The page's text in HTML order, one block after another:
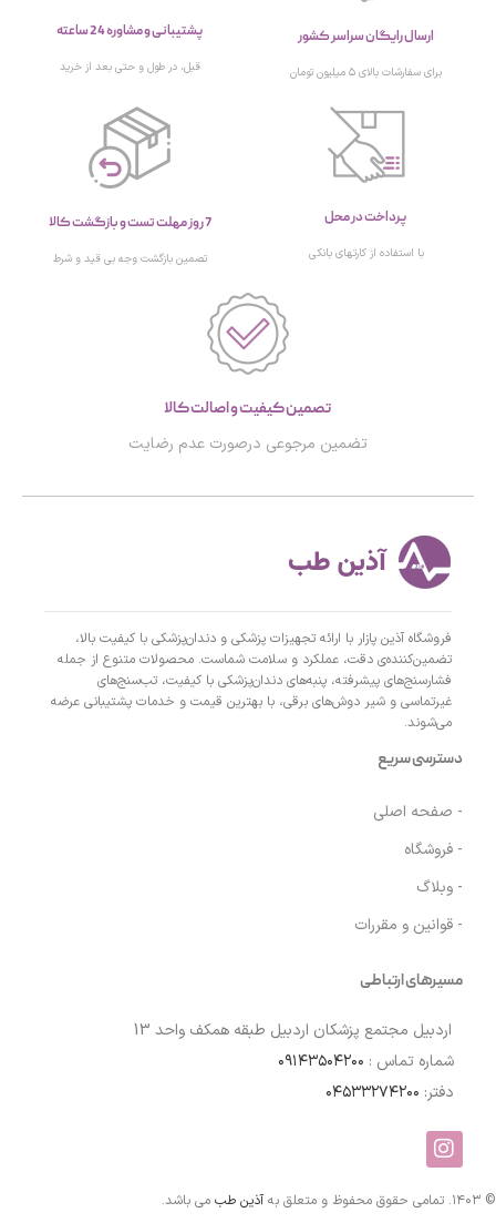
ارسال رایگان سراسر کشور
برای سفارشات بالای ۵ میلیون تومان
پشتیبانی و مشاوره 24 ساعته
قبل، در طول و حتی بعد از خرید
پرداخت در محل
با استفاده از کارتهای بانکی
7 روز مهلت تست و بازگشت کالا
تصمین بازگشت وجه بی قید و شرط
تصمین کیفیت و اصالت کالا
تضمین مرجوعی درصورت عدم رضایت
فروشگاه آذین پازار با ارائه تجهیزات پزشکی و دندان‌پزشکی با کیفیت بالا،
تضمین‌کننده‌ی دقت، عملکرد و سلامت شماست. محصولات متنوع از جمله
فشارسنج‌های پیشرفته، پنبه‌های دندان‌پزشکی با کیفیت، تب‌سنج‌های
غیرتماسی و شیر دوش‌های برقی، با بهترین قیمت و خدمات پشتیبانی عرضه
می‌شوند.
دسترسی سریع
- صفحه اصلی
- فروشگاه
- وبلاگ
- قوانین و مقررات
مسیرهای ارتباطی
اردبیل مجتمع پزشکان اردبیل طبقه همکف واحد 13
شماره تماس : ۰۹۱۴۳۵۰۴۲۰۰
دفتر: ۰۴۵۳۳۲۷۴۲۰۰
© ۱۴۰۳. تمامی حقوق محفوظ و متعلق به آذین طب می باشد.